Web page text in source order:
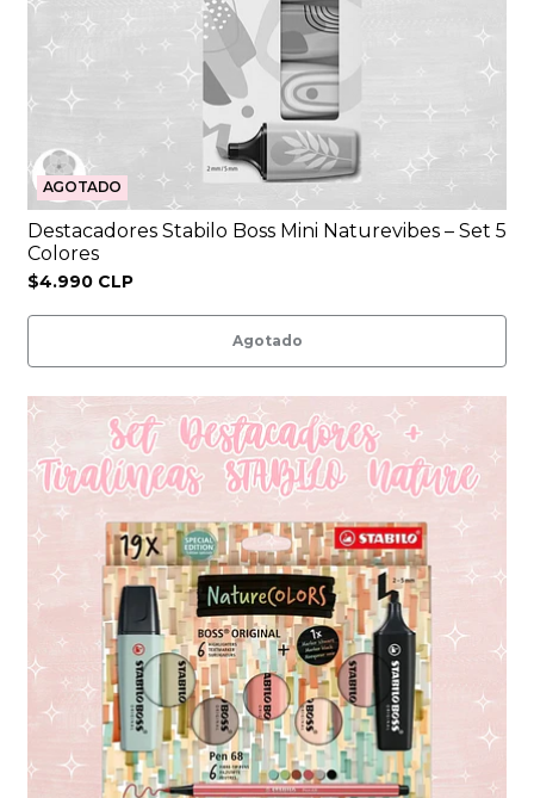
AGOTADO
Destacadores Stabilo Boss Mini Naturevibes – Set 5
Colores
$4.990 CLP
Agotado